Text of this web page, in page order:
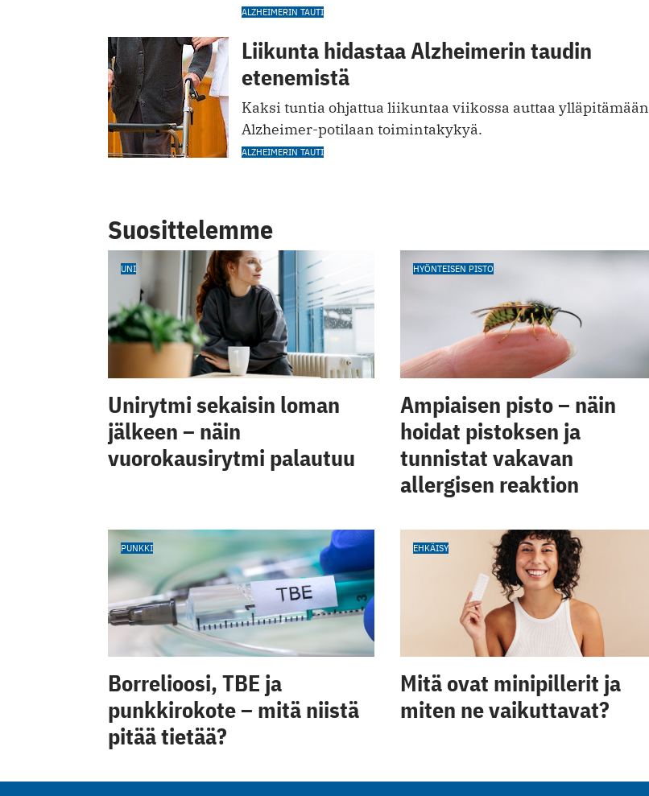
ALZHEIMERIN TAUTI
Liikunta hidastaa Alzheimerin taudin
etenemistä
Kaksi tuntia ohjattua liikuntaa viikossa auttaa ylläpitämään
Alzheimer-potilaan toimintakykyä.
ALZHEIMERIN TAUTI
Suosittelemme
UNI
Unirytmi sekaisin loman
jälkeen – näin
vuorokausirytmi palautuu
HYÖNTEISEN PISTO
Ampiaisen pisto – näin
hoidat pistoksen ja
tunnistat vakavan
allergisen reaktion
PUNKKI
Borrelioosi, TBE ja
punkkirokote – mitä niistä
pitää tietää?
EHKÄISY
Mitä ovat minipillerit ja
miten ne vaikuttavat?